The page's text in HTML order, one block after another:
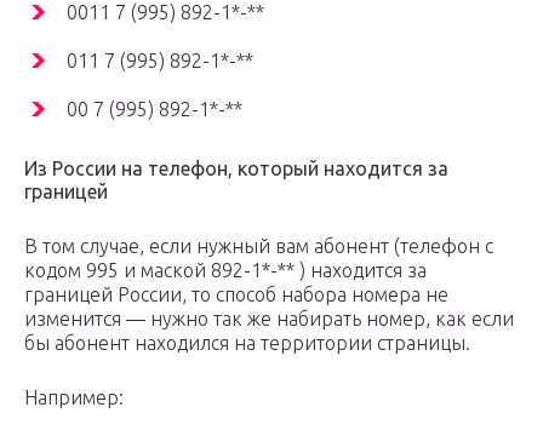
0011 7 (995) 892-1*-**
011 7 (995) 892-1*-**
00 7 (995) 892-1*-**
Из России на телефон, который находится за
границей
В том случае, если нужный вам абонент (телефон с
кодом 995 и маской 892-1*-** ) находится за
границей России, то способ набора номера не
изменится — нужно так же набирать номер, как если
бы абонент находился на территории страницы.
Например: